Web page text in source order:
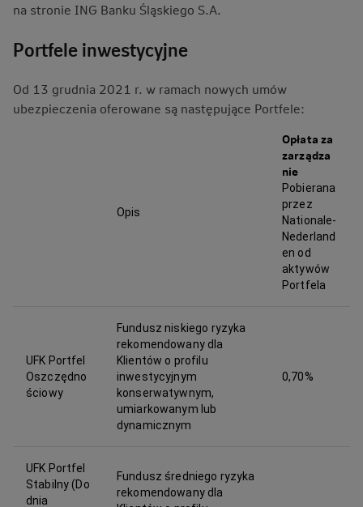
na stronie ING Banku Śląskiego S.A.
Portfele inwestycyjne
Od 13 grudnia 2021 r. w ramach nowych umów
ubezpieczenia oferowane są następujące Portfele:
Opis
Opłata za
zarządza
nie
Pobierana
przez
Nationale-
Nederland
en od
aktywów
Portfela
UFK Portfel
Oszczędno
ściowy
Fundusz niskiego ryzyka
rekomendowany dla
Klientów o profilu
inwestycyjnym
konserwatywnym,
umiarkowanym lub
dynamicznym
0,70%
UFK Portfel
Stabilny (Do
dnia
Fundusz średniego ryzyka
rekomendowany dla